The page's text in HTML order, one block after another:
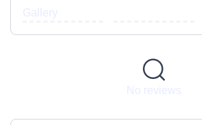
Gallery
No reviews